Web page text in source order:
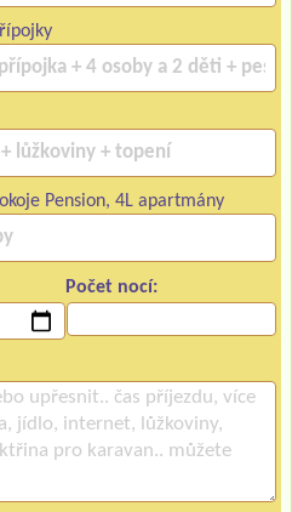
Pension, 4L apartmány
Počet nocí: